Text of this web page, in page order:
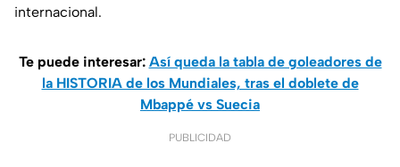
internacional.
Te puede interesar: Así queda la tabla de goleadores de
la HISTORIA de los Mundiales, tras el doblete de
Mbappé vs Suecia
PUBLICIDAD